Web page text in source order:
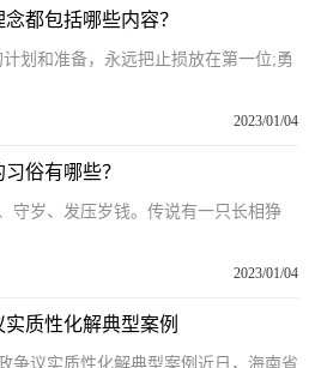
都包括哪些内容？
划和准备，永远把止损放在第一位;勇
2023/01/04
俗有哪些？
守岁、发压岁钱。传说有一只长相狰
2023/01/04
质性化解典型案例
争议实质性化解典型案例近日，海南省